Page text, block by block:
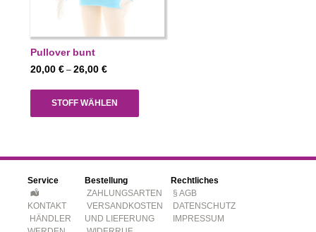
Pullover bunt
20,00 € – 26,00 €Preisspanne:
26,00 €
STOFF WÄHLEN
Service
KONTAKT
HÄNDLER
Bestellung
ZAHLUNGSARTEN
VERSANDKOSTEN
UND LIEFERUNG
Rechtliches
§ AGB
DATENSCHUTZ
IMPRESSUM